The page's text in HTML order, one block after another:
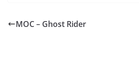
MOC – Ghost Rider